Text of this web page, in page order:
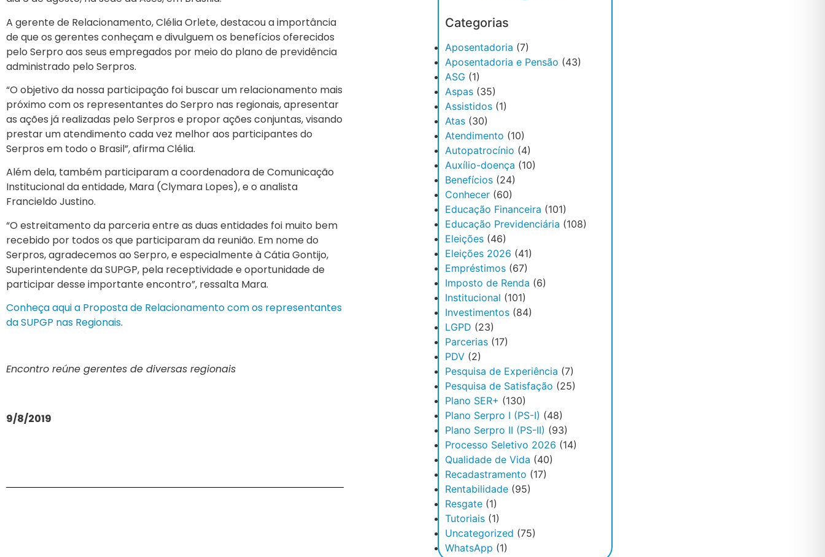
A gerente de Relacionamento, Clélia Orlete, destacou a importância
de que os gerentes conheçam e divulguem os benefícios oferecidos
pelo Serpro aos seus empregados por meio do plano de previdência
administrado pelo Serpros.
“O objetivo da nossa participação foi buscar um relacionamento mais
próximo com os representantes do Serpro nas regionais, apresentar
as ações já realizadas pelo Serpros e propor ações conjuntas, visando
prestar um atendimento cada vez melhor aos participantes do
Serpros em todo o Brasil”, afirma Clélia.
Além dela, também participaram a coordenadora de Comunicação
Institucional da entidade, Mara (Clymara Lopes), e o analista
Francieldo Justino.
“O estreitamento da parceria entre as duas entidades foi muito bem
recebido por todos os que participaram da reunião. Em nome do
Serpros, agradecemos ao Serpro, e especialmente à Cátia Gontijo,
Superintendente da SUPGP, pela receptividade e oportunidade de
participar desse importante encontro”, ressalta Mara.
Conheça aqui a Proposta de Relacionamento com os representantes
da SUPGP nas Regionais.
Encontro reúne gerentes de diversas regionais
9/8/2019
Categorias
Aposentadoria (7)
Aposentadoria e Pensão (43)
ASG (1)
Aspas(35)
Assistidos(1)
Atas(30)
Atendimento (10)
Autopatrocínio (4)
Auxílio-doença (10)
Benefícios(24)
Conhecer(60)
Educação Financeira (101)
Educação Previdenciária (108)
Eleições(46)
Eleições 2026 (41)
Empréstimos(67)
Imposto de Renda (6)
Institucional (101)
Investimentos(84)
LGPD (23)
Parcerias(17)
PDV(2)
Pesquisa de Experiência (7)
Pesquisa de Satisfação (25)
Plano SER+ (130)
Plano Serpro I (PS-I) (48)
Plano Serpro II (PS-II) (93)
Processo Seletivo 2026 (14)
Qualidade de Vida (40)
Recadastramento (17)
Rentabilidade(95)
Resgate(1)
Tutoriais(1)
Uncategorized (75)
WhatsApp (1)